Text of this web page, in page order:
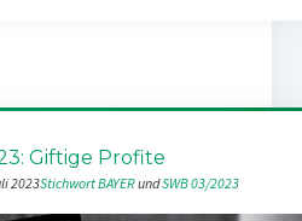
Giftige Profite
2023Stichwort BAYER und SWB 03/2023